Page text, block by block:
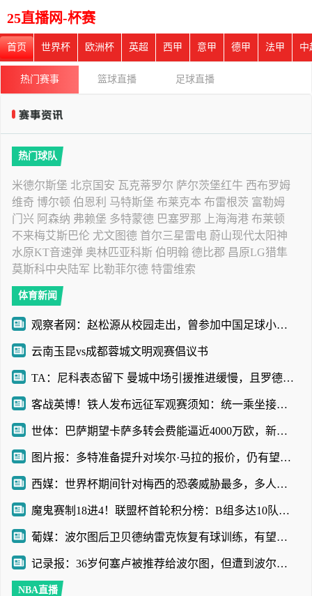
25直播网-杯赛
首页 世界杯 欧洲杯 英超 西甲 意甲 德甲 法甲 中
热门赛事 篮球直播 足球直播
热门球队
米德尔斯堡 北京国安 瓦克蒂罗尔 萨尔茨堡红牛 西布罗姆
维奇 博尔顿 伯恩利 马特斯堡 布莱克本 布雷根茨 富勒姆
门兴 阿森纳 弗赖堡 多特蒙德 巴塞罗那 上海海港 布莱顿
不来梅艾斯巴伦 尤文图德 首尔三星雷电 蔚山现代太阳神
水原KT音速弹 奥林匹亚科斯 伯明翰 德比郡 昌原LG猎隼
莫斯科中央陆军 比勒菲尔德 特雷维索
体育新闻
观察者网：赵松源从校园走出，曾参加中国足球小将项目
云南玉昆vs成都蓉城文明观赛倡议书
TA：尼科表态留下 曼城中场引援推进缓慢，且罗德里等多人或离队
客战英博！铁人发布远征军观赛须知：统一乘坐接驳车前往体育场
世体：巴萨期望卡萨多转会费能逼近4000万欧，新月不愿满足
图片报：多特准备提升对埃尔·马拉的报价，仍有望和科隆达成协议
西媒：世界杯期间针对梅西的恐袭威胁最多，多人扬言要炸弹袭击
魔鬼赛制18进4！联盟杯首轮积分榜：B组多达10队3分！迈阿密第三
葡媒：波尔图后卫贝德纳雷克恢复有球训练，有望赶上葡超赛季首战
记录报：36岁何塞卢被推荐给波尔图，但遭到波尔图管理层拒绝
NBA直播